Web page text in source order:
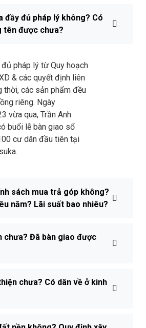
đầy đủ pháp lý không? Có
tên được chưa?
pháp lý từ Quy hoạch
& các quyết định liên
thời, các sản phẩm đều
riêng. Ngày
vừa qua, Trần Anh
buổi lễ bàn giao sổ
cư dân đầu tiên tại
sách mua trả góp không?
năm? Lãi suất bao nhiêu?
chưa? Đã bàn giao được
chưa? Có dân về ở kinh